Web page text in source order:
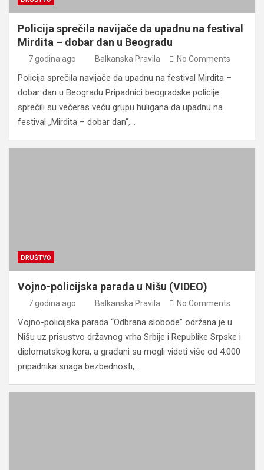
Policija sprečila navijače da upadnu na festival
Mirdita – dobar dan u Beogradu
7 godina ago Balkanska Pravila No Comments
Policija sprečila navijače da upadnu na festival Mirdita –
dobar dan u Beogradu Pripadnici beogradske policije
sprečili su večeras veću grupu huligana da upadnu na
festival „Mirdita – dobar dan“,…
DRUŠTVO
Vojno-policijska parada u Nišu (VIDEO)
7 godina ago Balkanska Pravila No Comments
Vojno-policijska parada “Odbrana slobode” održana je u
Nišu uz prisustvo državnog vrha Srbije i Republike Srpske i
diplomatskog kora, a građani su mogli videti više od 4.000
pripadnika snaga bezbednosti,…